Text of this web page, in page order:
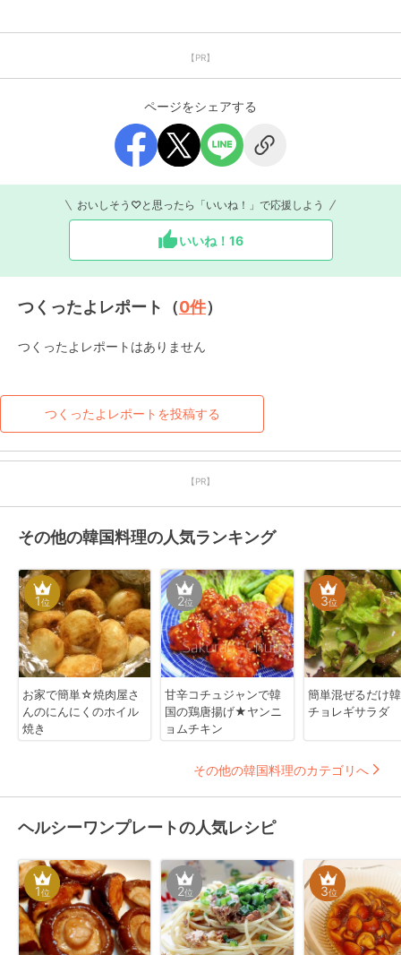
【PR】
ページをシェアする
おいしそう♡と思ったら「いいね！」で応援しよう
いいね！ 16
つくったよレポート（0件）
つくったよレポートはありません
つくったよレポートを投稿する
【PR】
その他の韓国料理の人気ランキング
1位
お家で簡単☆焼肉屋さ
んのにんにくのホイル
焼き
2位
甘辛コチュジャンで韓
国の鶏唐揚げ★ヤンニ
ョムチキン
3位
簡単混ぜるだけ
チョレギサラダ
その他の韓国料理のカテゴリへ
ヘルシーワンプレートの人気レシピ
1位 2位 3位